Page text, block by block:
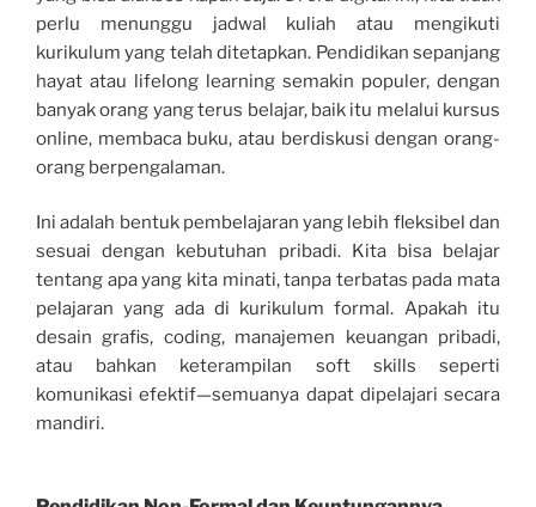
perlu menunggu jadwal kuliah atau mengikuti
kurikulum yang telah ditetapkan. Pendidikan sepanjang
hayat atau lifelong learning semakin populer, dengan
banyak orang yang terus belajar, baik itu melalui kursus
online, membaca buku, atau berdiskusi dengan orang-
orang berpengalaman.
Ini adalah bentuk pembelajaran yang lebih fleksibel dan
sesuai dengan kebutuhan pribadi. Kita bisa belajar
tentang apa yang kita minati, tanpa terbatas pada mata
pelajaran yang ada di kurikulum formal. Apakah itu
desain grafis, coding, manajemen keuangan pribadi,
atau bahkan keterampilan soft skills seperti
komunikasi efektif—semuanya dapat dipelajari secara
mandiri.